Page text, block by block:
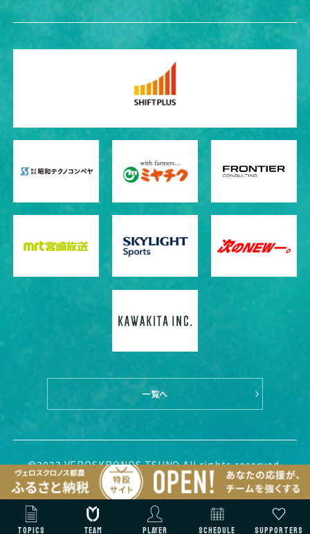
一覧へ
©2022 VEROSKRONOS TSUNO All rights reserved.
TOPICS TEAM PLAYER SCHEDULE SUPPORTERS